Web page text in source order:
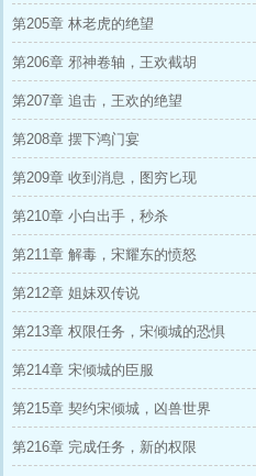
第205章 林老虎的绝望
第206章 邪神卷轴，王欢截胡
第207章 追击，王欢的绝望
第208章 摆下鸿门宴
第209章 收到消息，图穷匕现
第210章 小白出手，秒杀
第211章 解毒，宋耀东的愤怒
第212章 姐妹双传说
第213章 权限任务，宋倾城的恐惧
第214章 宋倾城的臣服
第215章 契约宋倾城，凶兽世界
第216章 完成任务，新的权限